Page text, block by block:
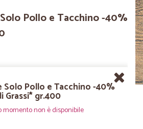
Pollo e Tacchino -40%
Solo Pollo e Tacchino -40%
Grassi* gr.400
momento non è disponibile